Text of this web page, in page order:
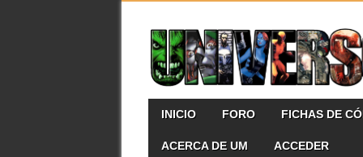
MAIN MENU
INICIO FORO FICHAS DE
ACERCA DE UM ACCEDER